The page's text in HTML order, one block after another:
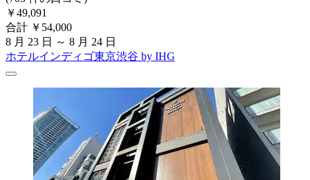
￥49,091
合計 ￥54,000
8 月 23 日 ～ 8 月 24 日
ホテルインディゴ東京渋谷 by IHG